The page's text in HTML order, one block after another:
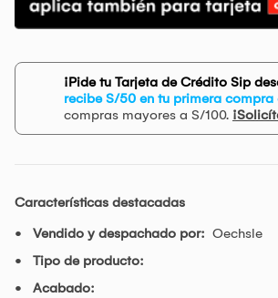
¡Pide tu Tarjeta de Crédito Sip
recibe S/50 en tu primera compra
compras mayores a S/100.
Características destacadas
Vendido y despachado por: Oechsle
Tipo de producto:
Acabado: